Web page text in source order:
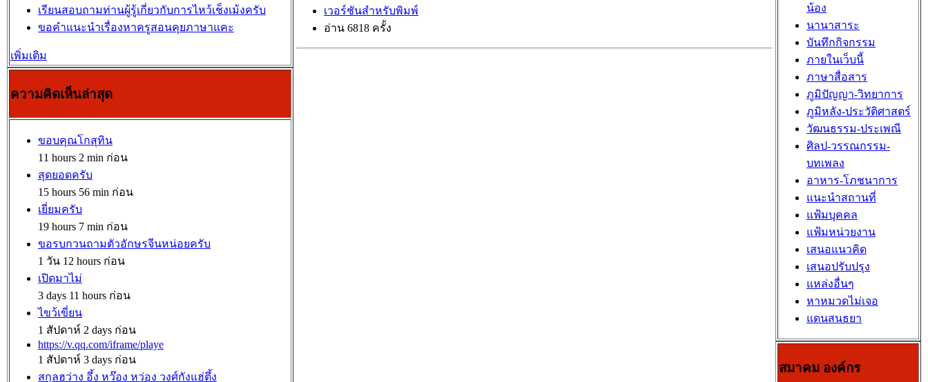
เรียนสอบถามท่านผู้รู้เกี่ยวกับการไหว้เช็งเม้งครับ
ขอคำแนะนำเรื่องหาครูสอนคุยภาษาแคะ
เพิ่มเติม
ความคิดเห็นล่าสุด
ขอบคุณโกสุทิน
11 hours 2 min ก่อน
สุดยอดครับ
15 hours 56 min ก่อน
เยี่ยมครับ
19 hours 7 min ก่อน
ขอรบกวนถามตัวอักษรจีนหน่อยครับ
1 วัน 12 hours ก่อน
เปิดมาไม่
3 days 11 hours ก่อน
ไขว้เขี่ยน
1 สัปดาห์ 2 days ก่อน
https://v.qq.com/iframe/playe
1 สัปดาห์ 3 days ก่อน
สกุลฮว่าง อึ้ง หว๊อง หว่อง วงศ์กังแฮ่ตึ้ง
เวอร์ชันสำหรับพิมพ์
อ่าน 6818 ครั้ง
น้อง
นานาสาระ
บันทึกกิจกรรม
ภายในเว็บนี้
ภาษาสื่อสาร
ภูมิปัญญา-วิทยาการ
ภูมิหลัง-ประวัติศาสตร์
วัฒนธรรม-ประเพณี
ศิลป-วรรณกรรม-
บทเพลง
อาหาร-โภชนาการ
แนะนำสถานที่
แฟ้มบุคคล
แฟ้มหน่วยงาน
เสนอแนวคิด
เสนอปรับปรุง
แหล่งอื่นๆ
หาหมวดไม่เจอ
แดนสนธยา
สมาคม องค์กร